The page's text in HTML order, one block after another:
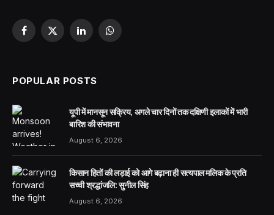
Facebook
X
LinkedInWhatsApp
POPULAR POSTS
यूपी में मानसून सक्रिय, अगले चार दिनों तक दक्षिणी इलाकों में भारी
बारिश की संभावना
August 6, 2026
किसान हितों की लड़ाई को आगे बढ़ाना ही सत्यपाल मलिक के प्रति
सच्ची श्रद्धांजलि: सुनील सिंह
August 6, 2026